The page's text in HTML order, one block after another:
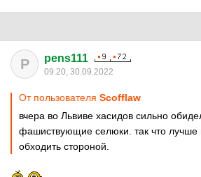
P pens111
09:20, 30.09.2022
От пользователя Scofflaw
вчера во Львиве хасидов сильно
фашиствующие селюки. так что лучше
обходить стороной.